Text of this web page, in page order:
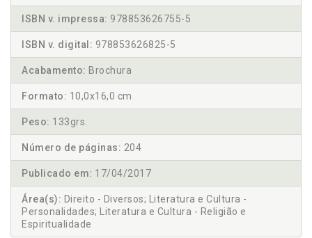
ISBN v. impressa: 978853626755-5
ISBN v. digital: 978853626825-5
Acabamento: Brochura
Formato: 10,0x16,0 cm
Peso: 133grs.
Número de páginas: 204
Publicado em: 17/04/2017
Área(s): Direito - Diversos; Literatura e Cultura -
Personalidades; Literatura e Cultura - Religião e
Espiritualidade